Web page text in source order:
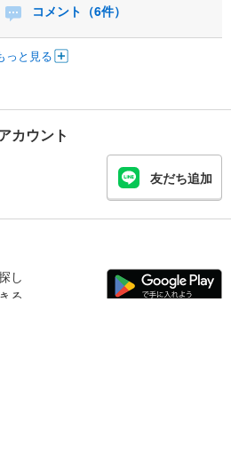
コメント（6件）
っと見る
カウント
友だち追加
し
る